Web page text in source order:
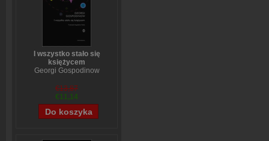
I wszystko stało się
księżycem
Georgi Gospodinow
€13,87
€11,14